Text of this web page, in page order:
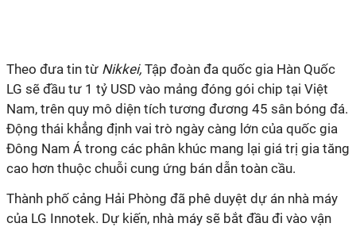
Theo đưa tin từ Nikkei, Tập đoàn đa quốc gia Hàn Quốc
LG sẽ đầu tư 1 tỷ USD vào mảng đóng gói chip tại Việt
Nam, trên quy mô diện tích tương đương 45 sân bóng đá.
Động thái khẳng định vai trò ngày càng lớn của quốc gia
Đông Nam Á trong các phân khúc mang lại giá trị gia tăng
cao hơn thuộc chuỗi cung ứng bán dẫn toàn cầu.
Thành phố cảng Hải Phòng đã phê duyệt dự án nhà máy
của LG Innotek. Dự kiến, nhà máy sẽ bắt đầu đi vào vận